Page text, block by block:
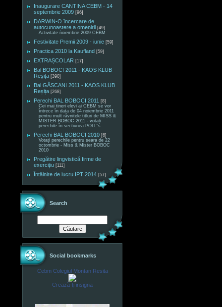
Inaugurare CANTINA CEBM - 14
septembrie 2009 [96]
DARWIN-O încercare de
autocunoaștere a omenirii [49]
Activitate noiembrie 2009 CEBM
Festivitate Premii 2009 - iunie [59]
Practica 2010 la Kaufland [59]
EXTRAȘCOLAR [17]
Bal BOBOCI 2011 - KAOS KLUB
Reșița [390]
Bal GÂSCANI 2011 - KAOS KLUB
Reșița [268]
Perechi BAL BOBOCI 2011 [8]
Cei mai tineri elevi ai CEBM se vor
întrece în data de 04 noiembrie 2011
pentru mult râvnitele titluri de MISS &
MISTER BOBOC 2011 - votați
perechile în secțiunea POLL"s
Perechi BAL BOBOCI 2010 [6]
Votați perechile pentru seara de 22
octombrie - Miss & Mister BOBOC
2010
Pregătire lingvistică firme de
exercițiu [111]
Întâlnire de lucru IPT 2014 [57]
Search
Social bookmarks
Cebm Colegiul Montan Resita
Crează-ţi insigna